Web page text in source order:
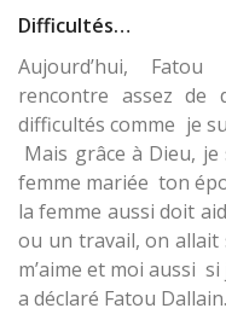
Difficultés…
Aujourd’hui,
rencontre assez de
difficultés comme je
Mais grâce à Dieu,
femme mariée ton
la femme aussi doit
ou un travail, on allait
m’aime et moi aussi si
a déclaré Fatou Dallain.